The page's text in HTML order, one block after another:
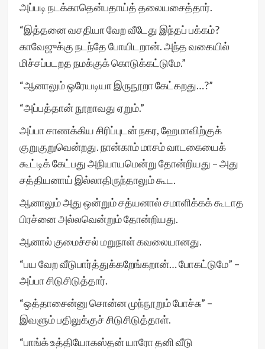
அப்படி நடக்காதென்பதாய்த் தலையசைத்தார்.
“இத்தனை வசதியா வேற வீடேது இந்தப் பக்கம்?
காவேஜுக்கு நடந்தே போயிடறான். அந்த வகையில்
மிச்சப்படறத நமக்குக் கொடுக்கட்டுமே.”
“ஆனாலும் ஒரேயடியா இருநூறா கேட்கறது…?”
“அப்பத்தான் நூறாவது ஏறும்.”
அப்பா சாணக்கிய சிரிப்புடன் நகர, ஹேமாவிற்குக்
குறுகுறுவென்றது. நான்காம் மாசம் வாடகையைக்
கூட்டிக் கேட்பது அநியாயமென்று தோன்றியது – அது
சத்தியனாய் இல்லாதிருந்தாலும் கூட.
ஆனாலும் அது ஒன்றும் சத்யனால் சமாளிக்கக் கூடாத
பிரச்னை அல்லவென்றும் தோன்றியது.
ஆனால் குமைச்சல் மறுநாள் கவலையானது.
“பய வேற வீடுபார்த்துக்கறேங்கறான்… போகட்டுமே” –
அப்பா சிடுசிடுத்தார்.
“ஒத்தாசைன்னு சொன்ன முந்நூறும் போச்சு” –
இவளும் பதிலுக்குச் சிடுசிடுத்தாள்.
“பாங்க் உத்தியோகஸ்தன் யாரோ தனி வீடு